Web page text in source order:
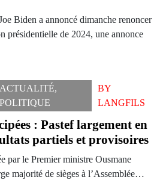
Biden a annoncé dimanche renoncer
présidentielle de 2024, une annonce
ACTUALITÉ,
POLITIQUE
BY
LANGFILS
: Pastef largement en
partiels et provisoires
par le Premier ministre Ousmane
majorité de sièges à l’Assemblée…